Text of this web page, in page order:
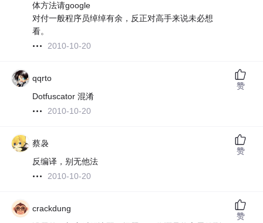
体方法请google
对付一般程序员绰绰有余，反正对高手来说未必想
看。
2010-10-20
qqrto
Dotfuscator 混淆
2010-10-20
赞
蔡袅
反编译，别无他法
2010-10-20
赞
crackdung
赞